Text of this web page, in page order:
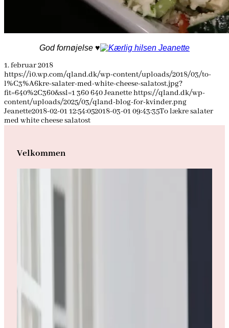
God fornøjelse ♥
1. februar 2018
https://i0.wp.com/qland.dk/wp-content/uploads/2018/03/to-
l%C3%A6kre-salater-med-white-cheese-salatost.jpg?
fit=640%2C360&ssl=1 360640Jeanettehttps://qland.dk/wp-
content/uploads/2025/03/qland-blog-for-kvinder.png
Jeanette2018-02-01 12:54:052018-03-01 09:43:35To lækre salater
med white cheese salatost
Velkommen